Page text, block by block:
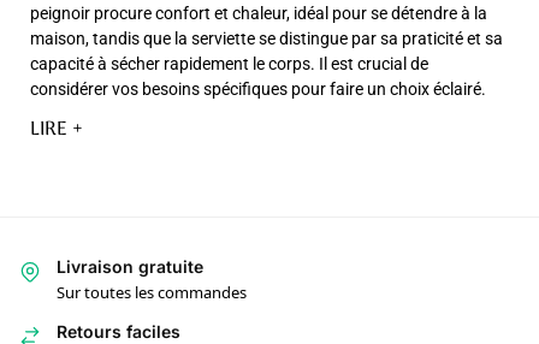
peignoir procure confort et chaleur, idéal pour se détendre à la
maison, tandis que la serviette se distingue par sa praticité et sa
capacité à sécher rapidement le corps. Il est crucial de
considérer vos besoins spécifiques pour faire un choix éclairé.
LIRE +
Livraison gratuite
Sur toutes les commandes
Retours faciles